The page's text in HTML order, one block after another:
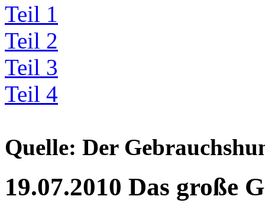
Teil 1
Teil 2
Teil 3
Teil 4
Quelle: Der
19.07.2010 Das große